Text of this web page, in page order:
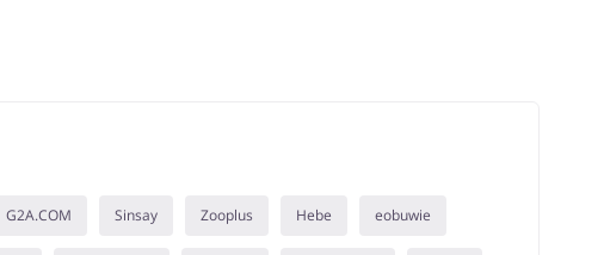
G2A.COM Sinsay Zooplus Hebe eobuwie